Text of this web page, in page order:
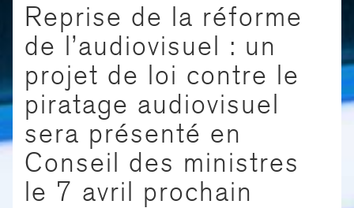
Reprise de la réforme
de l’audiovisuel : un
projet de loi contre le
piratage audiovisuel
sera présenté en
Conseil des ministres
le 7 avril prochain